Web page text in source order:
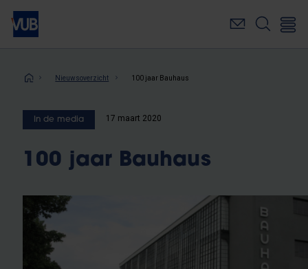
Overslaan
naar
inhoudKruimelpad
Nieuwsoverzicht 100 jaar Bauhaus
In de media 17 maart 2020
100 jaar Bauhaus